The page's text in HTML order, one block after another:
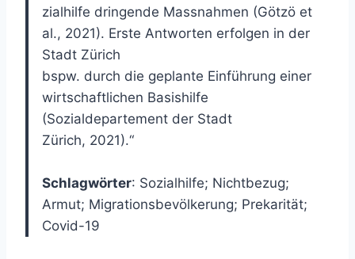
zialhilfe dringende Massnahmen (Götzö et
al., 2021). Erste Antworten erfolgen in der
Stadt Zürich
bspw. durch die geplante Einführung einer
wirtschaftlichen Basishilfe
(Sozialdepartement der Stadt
Zürich, 2021).“
Schlagwörter: Sozialhilfe; Nichtbezug;
Armut; Migrationsbevölkerung; Prekarität;
Covid-19